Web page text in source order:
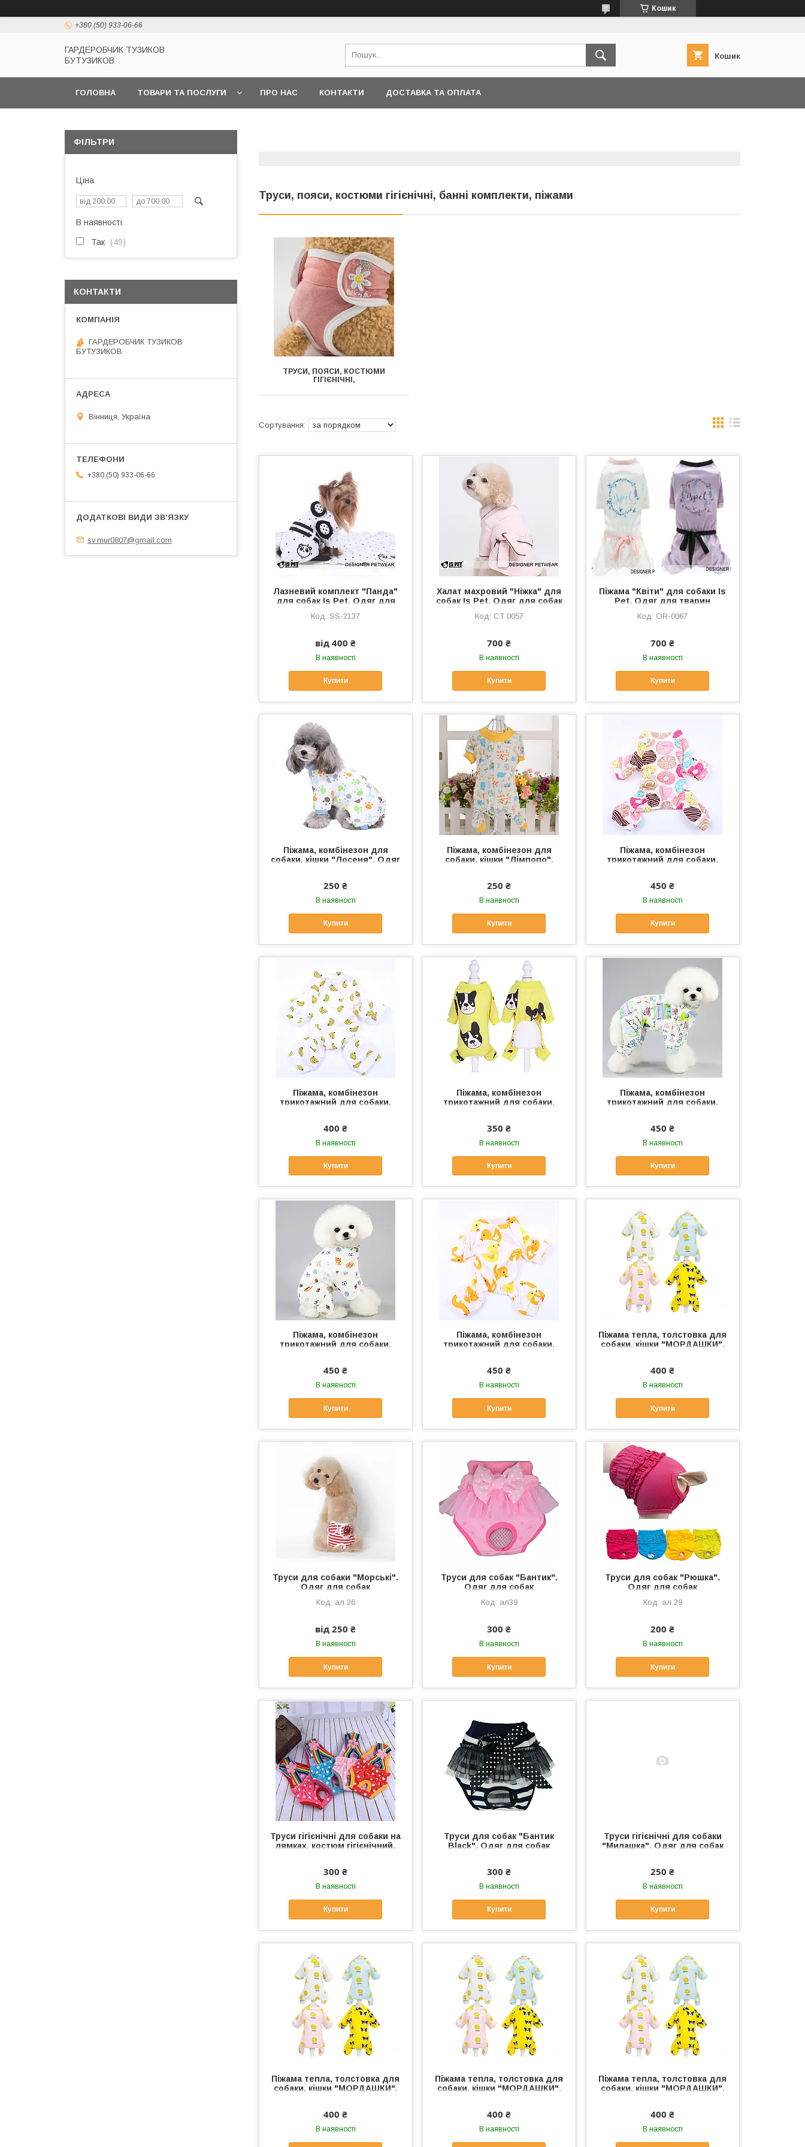
Кошик
+380 (50) 933-06-66
ГАРДЕРОБЧИК ТУЗИКОВ
БУТУЗИКОВ
Кошик
ГОЛОВНА ТОВАРИ ТА ПОСЛУГИ ПРО НАС КОНТАКТИ ДОСТАВКА ТА ОПЛАТА
Труси, пояси, костюми гігієнічні, банні комплекти, піжами
ТРУСИ, ПОЯСИ, КОСТЮМИ
ГІГІЄНІЧНІ,
Лазневий комплект "Панда"
для собак Is Pet. Одяг для
SS-2137
від 400 ₴
В наявності
Купити
Халат махровий "Ніжка" для
собак Is Pet. Одяг для собак
СТ 0057
700 ₴
В наявності
Купити
Піжама "Квіти" для собаки Is
Pet. Одяг для тварин
OR-0067
700 ₴
В наявності
Купити
Піжама, комбінезон для
собаки, кішки "Лосеня". Одяг
250 ₴
В наявності
Купити
Піжама, комбінезон для
собаки, кішки "Лімпопо".
250 ₴
В наявності
Купити
Піжама, комбінезон
трикотажний для собаки,
450 ₴
В наявності
Купити
Піжама, комбінезон
трикотажний для собаки,
400 ₴
В наявності
Купити
Піжама, комбінезон
трикотажний для собаки,
350 ₴
В наявності
Купити
Піжама, комбінезон
трикотажний для собаки,
450 ₴
В наявності
Купити
Піжама, комбінезон
трикотажний для собаки,
450 ₴
В наявності
Купити
Піжама, комбінезон
трикотажний для собаки,
450 ₴
В наявності
Купити
Піжама тепла, толстовка для
собаки, кішки "МОРДАШКИ".
400 ₴
В наявності
Купити
Труси для собаки "Морські".
Одяг для собак
ал 26
від 250 ₴
В наявності
Купити
Труси для собак "Бантик".
Одяг для собак
ал39
300 ₴
В наявності
Купити
Труси для собак "Рюшка".
Одяг для собак
ал 29
200 ₴
В наявності
Купити
Труси гігієнічні для собаки на
лямках, костюм гігієнічний.
300 ₴
В наявності
Купити
Труси для собак "Бантик
Black". Одяг для собак
300 ₴
В наявності
Купити
Труси гігієнічні для собаки
"Милашка". Одяг для собак
250 ₴
В наявності
Купити
Піжама тепла, толстовка для
собаки, кішки "МОРДАШКИ".
400 ₴
В наявності
Піжама тепла, толстовка для
собаки, кішки "МОРДАШКИ".
400 ₴
В наявності
Піжама тепла, толстовка для
собаки, кішки "МОРДАШКИ".
400 ₴
В наявності
ФІЛЬТРИ
Ціна
В наявності
Так 49
КОНТАКТИ
ГАРДЕРОБЧИК ТУЗИКОВ
БУТУЗИКОВ
Вінниця, Україна
+380 (50) 933-06-66
sv.mur0807@gmail.com